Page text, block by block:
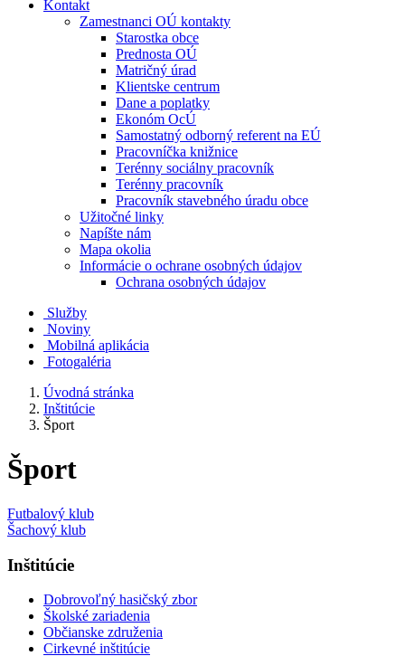
Kontakt
Zamestnanci OÚ kontakty
Starostka obce
Prednosta OÚ
Matričný úrad
Klientske centrum
Dane a poplatky
Ekonóm OcÚ
Samostatný odborný referent na EÚ
Pracovníčka knižnice
Terénny sociálny pracovník
Terénny pracovník
Pracovník stavebného úradu obce
Užitočné linky
Napíšte nám
Mapa okolia
Informácie o ochrane osobných údajov
Ochrana osobných údajov
Služby
Noviny
Mobilná aplikácia
Fotogaléria
Úvodná stránka
Inštitúcie
Šport
Šport
Futbalový klub
Šachový klub
Inštitúcie
Dobrovoľný hasičský zbor
Školské zariadenia
Občianske združenia
Cirkevné inštitúcie